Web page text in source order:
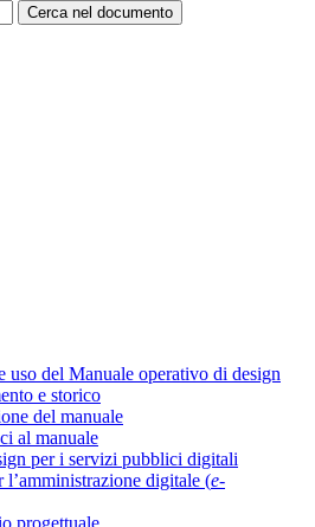
Cerca nel documento
uso del Manuale operativo di design
e storico
del manuale
al manuale
per i servizi pubblici digitali
l’amministrazione digitale (e-
progettuale